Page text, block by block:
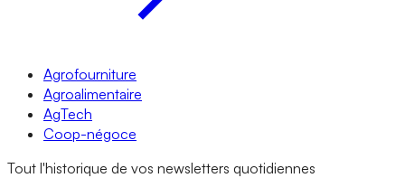
Agrofourniture
Agroalimentaire
AgTech
Coop-négoce
Tout l'historique de vos newsletters quotidiennes